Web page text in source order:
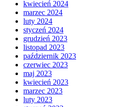
kwiecień 2024
marzec 2024
luty 2024
styczeń 2024
grudzień 2023
listopad 2023
październik 2023
czerwiec 2023
maj 2023
kwiecień 2023
marzec 2023
luty 2023